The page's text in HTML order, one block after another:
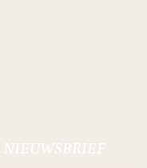
NIEUWSBRIEF